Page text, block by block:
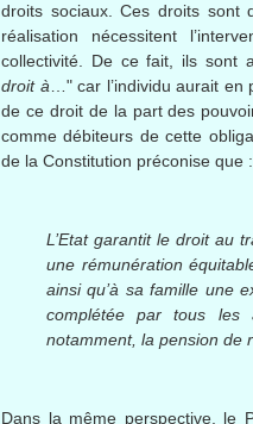
droits sociaux. Ces droits sont
réalisation nécessitent
collectivité. De ce fait, ils sont
droit à …" car l’individu aurait
de ce droit de la part des
comme débiteurs de cette
de la Constitution préconise que
L’Etat garantit le droit au
une rémunération
ainsi qu’à sa famille une
complétée par tous les
notamment, la pension de
Dans la même perspective, le